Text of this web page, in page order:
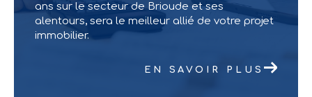
ans sur le secteur de Brioude et ses
alentours, sera le meilleur allié de votre projet
immobilier.
EN SAVOIR PLUS